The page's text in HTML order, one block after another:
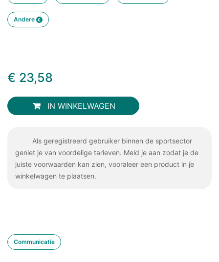
Andere
€ 23,58
IN WINKELWAGEN
Als geregistreerd gebruiker binnen de sportsector
geniet je van voordelige tarieven. Meld je aan zodat je de
juiste voorwaarden kan zien, vooraleer een product in je
winkelwagen te plaatsen.
Communicatie